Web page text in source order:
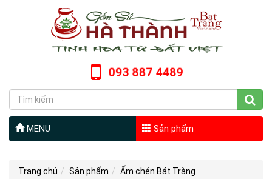
093 887 4489
MENU Sản phẩm
Trang chủ Sản phẩm
Ấm chén Bát Tràng